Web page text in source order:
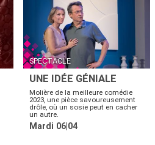
SPECTACLE
UNE IDÉE GÉNIALE
Molière de la meilleure comédie
2023, une pièce savoureusement
drôle, où un sosie peut en cacher
un autre.
Mardi 06|04